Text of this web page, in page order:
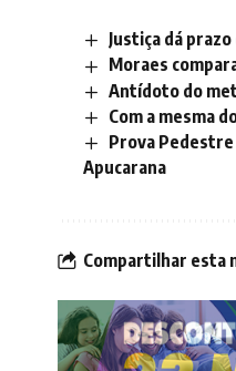
Justiça dá
Moraes
Antídoto do
Com a mesma
Prova
Apucarana
Compartilhar esta